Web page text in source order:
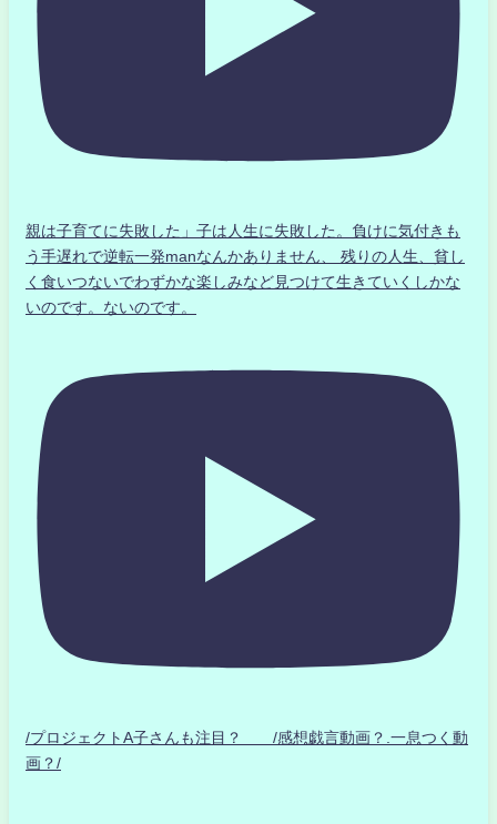
親は子育てに失敗した」子は人生に失敗した。負けに気付きも
う手遅れで逆転一発manなんかありません、 残りの人生、貧し
く食いつないでわずかな楽しみなど見つけて生きていくしかな
いのです。ないのです。
/プロジェクトA子さんも注目？ /感想戯言動画？.一息つく動
画？/